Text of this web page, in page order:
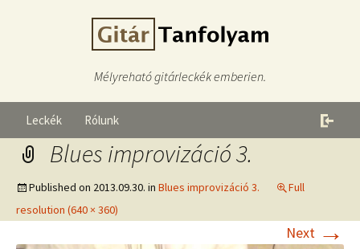
Mélyreható gitárleckék emberien.
Leckék Rólunk
Blues improvizáció 3.
Published on 2013.09.30. in Blues improvizáció 3.
Full
resolution (640 × 360)
Next →